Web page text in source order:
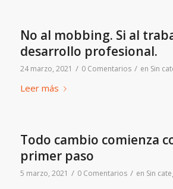
No al mobbing. Si al
desarrollo profesional.
24 marzo, 2021 / 0 Comentarios / en Sin
Leer más
Todo cambio comienza
primer paso
5 marzo, 2021 / 0 Comentarios / en Sin